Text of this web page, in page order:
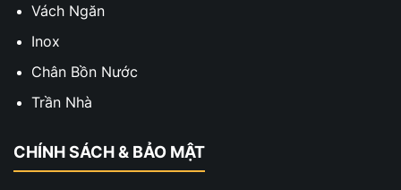
Vách Ngăn
Inox
Chân Bồn Nước
Trần Nhà
CHÍNH SÁCH & BẢO MẬT